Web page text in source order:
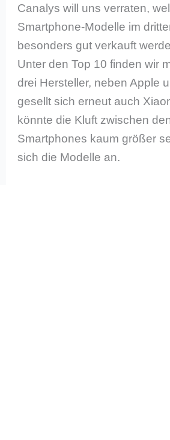
Canalys will uns verraten,
Smartphone-Modelle im
besonders gut verkauft
Unter den Top 10 finden wir
drei Hersteller, neben Apple
gesellt sich erneut auch
könnte die Kluft zwischen
Smartphones kaum größer
sich die Modelle an.